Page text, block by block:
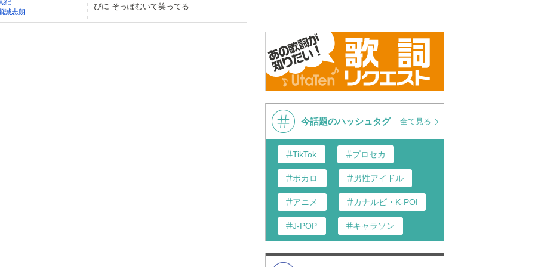
誠志朗
びに そっぽむいて笑ってる
今話題のハッシュタグ 全て見る
TikTok プロセカ
ボカロ 男性アイドル
アニメ カナルビ・K-POP和訳
J-POP キャラソン